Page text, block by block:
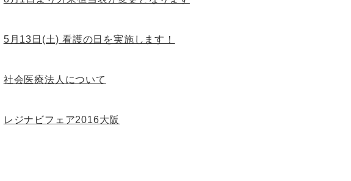
5月13日(土) 看護の日を実施します！
社会医療法人について
レジナビフェア2016大阪